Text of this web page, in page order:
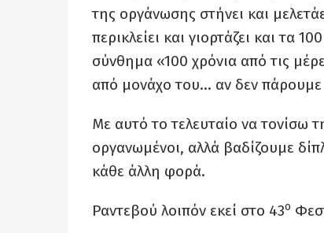
της οργάνωσης στήνει και
περικλείει και γιορτάζει και τα
σύνθημα «100 χρόνια από τις
από μονάχο του… αν δεν πάρουμε
Με αυτό το τελευταίο να τονίσω
οργανωμένοι, αλλά βαδίζουμε
κάθε άλλη φορά.
Ραντεβού λοιπόν εκεί στο 43ο